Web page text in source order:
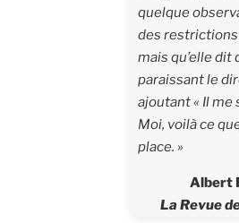
quelque
des restrictions
mais qu’elle dit
paraissant le
ajoutant « Il me
Moi, voilà ce
place. »
Albert
La Revue